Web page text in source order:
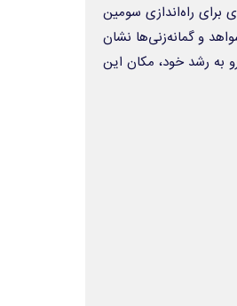
برای راه‌اندازی سومین
و گمانه‌زنی‌ها نشان
به رشد خود، مکان این